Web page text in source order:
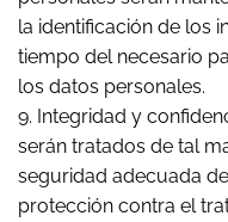
la identificación de los
tiempo del necesario
los datos personales.
9. Integridad y
serán tratados de tal
seguridad adecuada
protección contra el